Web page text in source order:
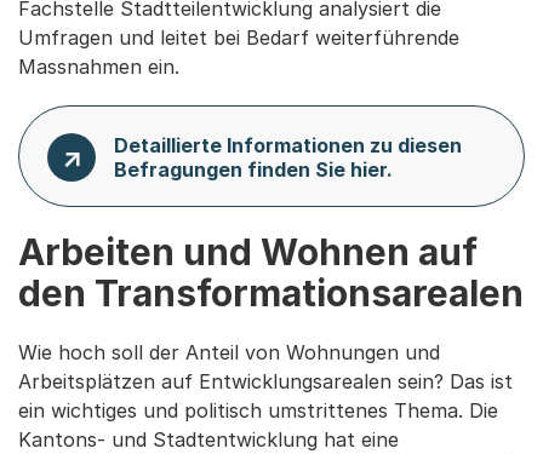
Fachstelle Stadtteilentwicklung analysiert die
Umfragen und leitet bei Bedarf weiterführende
Massnahmen ein.
Detaillierte Informationen zu diesen
Befragungen finden Sie hier.
Arbeiten und Wohnen auf
den Transformationsarealen
Wie hoch soll der Anteil von Wohnungen und
Arbeitsplätzen auf Entwicklungsarealen sein? Das ist
ein wichtiges und politisch umstrittenes Thema. Die
Kantons- und Stadtentwicklung hat eine